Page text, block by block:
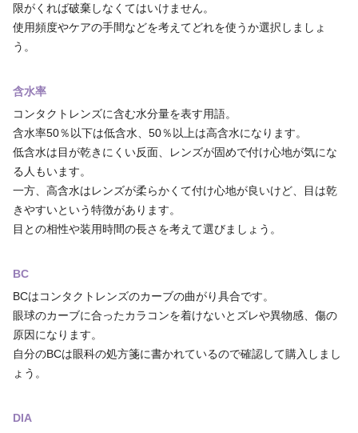
限がくれば破棄しなくてはいけません。
使用頻度やケアの手間などを考えてどれを使うか選択しましょ
う。
含水率
コンタクトレンズに含む水分量を表す用語。
含水率50％以下は低含水、50％以上は高含水になります。
低含水は目が乾きにくい反面、レンズが固めで付け心地が気にな
る人もいます。
一方、高含水はレンズが柔らかくて付け心地が良いけど、目は乾
きやすいという特徴があります。
目との相性や装用時間の長さを考えて選びましょう。
BC
BCはコンタクトレンズのカーブの曲がり具合です。
眼球のカーブに合ったカラコンを着けないとズレや異物感、傷の
原因になります。
自分のBCは眼科の処方箋に書かれているので確認して購入しまし
ょう。
DIA